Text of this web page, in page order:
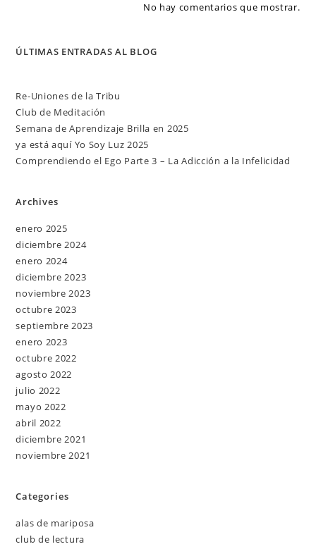
No hay comentarios que mostrar.
ÚLTIMAS ENTRADAS AL BLOG
Re-Uniones de la Tribu
Club de Meditación
Semana de Aprendizaje Brilla en 2025
ya está aquí Yo Soy Luz 2025
Comprendiendo el Ego Parte 3 – La Adicción a la Infelicidad
Archives
enero 2025
diciembre 2024
enero 2024
diciembre 2023
noviembre 2023
octubre 2023
septiembre 2023
enero 2023
octubre 2022
agosto 2022
julio 2022
mayo 2022
abril 2022
diciembre 2021
noviembre 2021
Categories
alas de mariposa
club de lectura